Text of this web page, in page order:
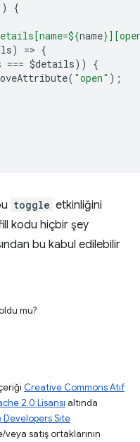
)
{
${name}
) => {
=== $details))
{
( "open" );
toggle etkinliğini
kodu hiçbir şey
bu kabul edilebilir
mu?
Creative Commons Atıf
2.0 Lisansı altında
Developers Site
satış ortaklarının